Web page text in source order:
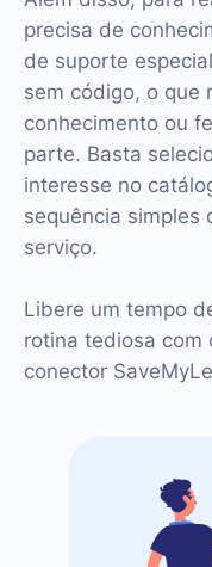
precisa de
de suporte
sem código, o que
conhecimento ou
parte. Basta
interesse no
sequência simples
serviço.
Libere um tempo
rotina tediosa com
conector